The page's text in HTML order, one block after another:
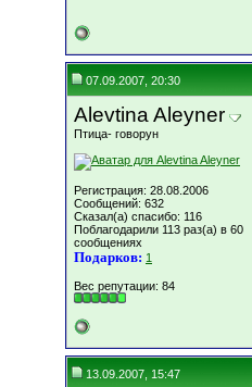
07.09.2007, 20:30
Alevtina Aleyner
Птица- говорун
Регистрация: 28.08.2006
Сообщений: 632
Сказал(а) спасибо: 116
Поблагодарили 113 раз(а) в 60
сообщениях
Подарков: 1
Вес репутации: 84
13.09.2007, 15:47